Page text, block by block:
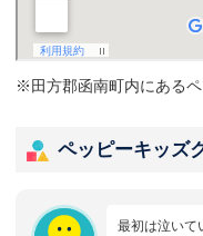
※田方郡函南町内にある
ペッピーキッズ
最初は泣いて